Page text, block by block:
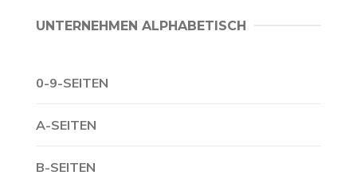
UNTERNEHMEN ALPHABETISCH
0-9-SEITEN
A-SEITEN
B-SEITEN